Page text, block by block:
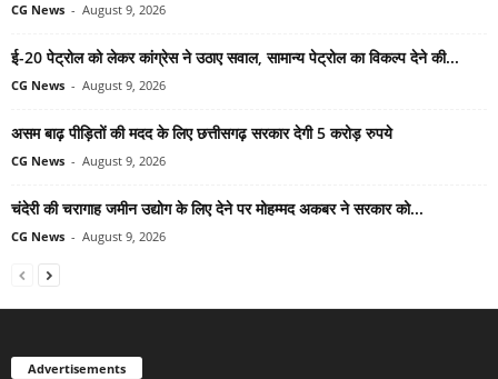
CG News - August 9, 2026
ई-20 पेट्रोल को लेकर कांग्रेस ने उठाए सवाल, सामान्य पेट्रोल का विकल्प देने की...
CG News - August 9, 2026
असम बाढ़ पीड़ितों की मदद के लिए छत्तीसगढ़ सरकार देगी 5 करोड़ रुपये
CG News - August 9, 2026
चंदेरी की चरागाह जमीन उद्योग के लिए देने पर मोहम्मद अकबर ने सरकार को...
CG News - August 9, 2026
Advertisements